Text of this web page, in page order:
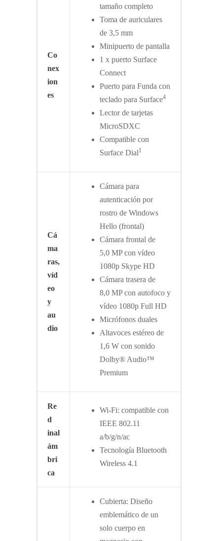
Co
nex
ion
es
tamaño completo
Toma de auriculares
de 3,5 mm
Minipuerto de pantalla
1 x puerto Surface
Connect
Puerto para Funda con
teclado para Surface4
Lector de tarjetas
MicroSDXC
Compatible con
Surface Dial1
Cá
ma
ras,
víd
eo
y
au
dio
Cámara para
autenticación por
rostro de Windows
Hello (frontal)
Cámara frontal de
5,0 MP con vídeo
1080p Skype HD
Cámara trasera de
8,0 MP con autofoco y
vídeo 1080p Full HD
Micrófonos duales
Altavoces estéreo de
1,6 W con sonido
Dolby® Audio™
Premium
Re
d
inal
ám
bri
ca
Wi-Fi: compatible con
IEEE 802.11
a/b/g/n/ac
Tecnología Bluetooth
Wireless 4.1
Cubierta: Diseño
emblemático de un
solo cuerpo en